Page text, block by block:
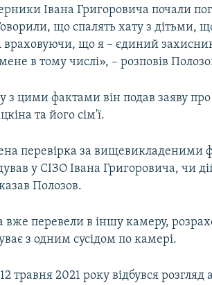
Івана Григоровича почали
що спалять хату з дітьми,
що я – єдиний
в тому числі», – розповів
з цими фактами він подав заяву
та його сім'ї.
перевірка за вищевикладеними
у СІЗО Івана Григоровича, чи
Полозов.
вже перевели в іншу камеру,
з одним сусідом по камері.
травня 2021 року відбувся розгляд